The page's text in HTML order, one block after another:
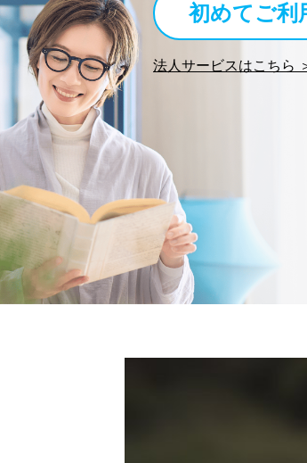
6
パートナ
社の
定期購読
※上記の利
なお、6、
次の場合は
国の機
であっ
上記２
の業務
委託・
初めてご利
法人サービスはこちら